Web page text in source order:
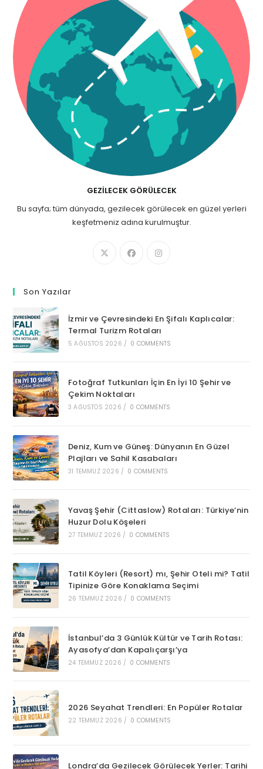
GEZILECEK GÖRÜLECEK
Bu sayfa; tüm dünyada, gezilecek görülecek en güzel yerleri
keşfetmeniz adına kurulmuştur.
Son Yazılar
İzmir ve Çevresindeki En Şifalı Kaplıcalar:
Termal Turizm Rotaları
5 AĞUSTOS 2026 / 0 COMMENTS
Fotoğraf Tutkunları İçin En İyi 10 Şehir ve
Çekim Noktaları
3 AĞUSTOS 2026 / 0 COMMENTS
Deniz, Kum ve Güneş: Dünyanın En Güzel
Plajları ve Sahil Kasabaları
31 TEMMUZ 2026 / 0 COMMENTS
Yavaş Şehir (Cittaslow) Rotaları: Türkiye’nin
Huzur Dolu Köşeleri
27 TEMMUZ 2026 / 0 COMMENTS
Tatil Köyleri (Resort) mı, Şehir Oteli mi? Tatil
Tipinize Göre Konaklama Seçimi
26 TEMMUZ 2026 / 0 COMMENTS
İstanbul’da 3 Günlük Kültür ve Tarih Rotası:
Ayasofya’dan Kapalıçarşı’ya
24 TEMMUZ 2026 / 0 COMMENTS
2026 Seyahat Trendleri: En Popüler Rotalar
22 TEMMUZ 2026 / 0 COMMENTS
Londra’da Gezilecek Görülecek Yerler: Tarihi